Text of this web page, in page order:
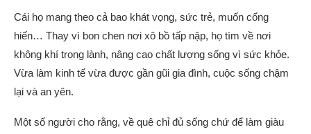
Cái họ mang theo cả bao khát vọng, sức trẻ, muốn cống
hiến… Thay vì bon chen nơi xô bồ tấp nập, họ tìm về nơi
không khí trong lành, nâng cao chất lượng sống vì sức khỏe.
Vừa làm kinh tế vừa được gần gũi gia đình, cuộc sống chậm
lại và an yên.
Một số người cho rằng, về quê chỉ đủ sống chứ để làm giàu